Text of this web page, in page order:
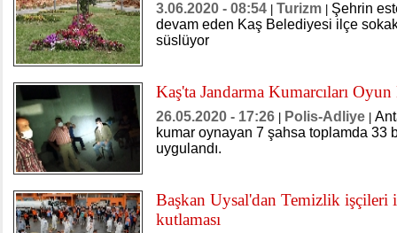
3.06.2020 - 08:54 Turizm
Şehrin
devam eden Kaş Belediyesi ilçe
süslüyor
Kaş'ta Jandarma Kumarcıları Oyun
26.05.2020 - 17:26 Polis-Adliye
kumar oynayan 7 şahsa toplamda 33
uygulandı.
Başkan Uysal'dan Temizlik işçileri
kutlaması